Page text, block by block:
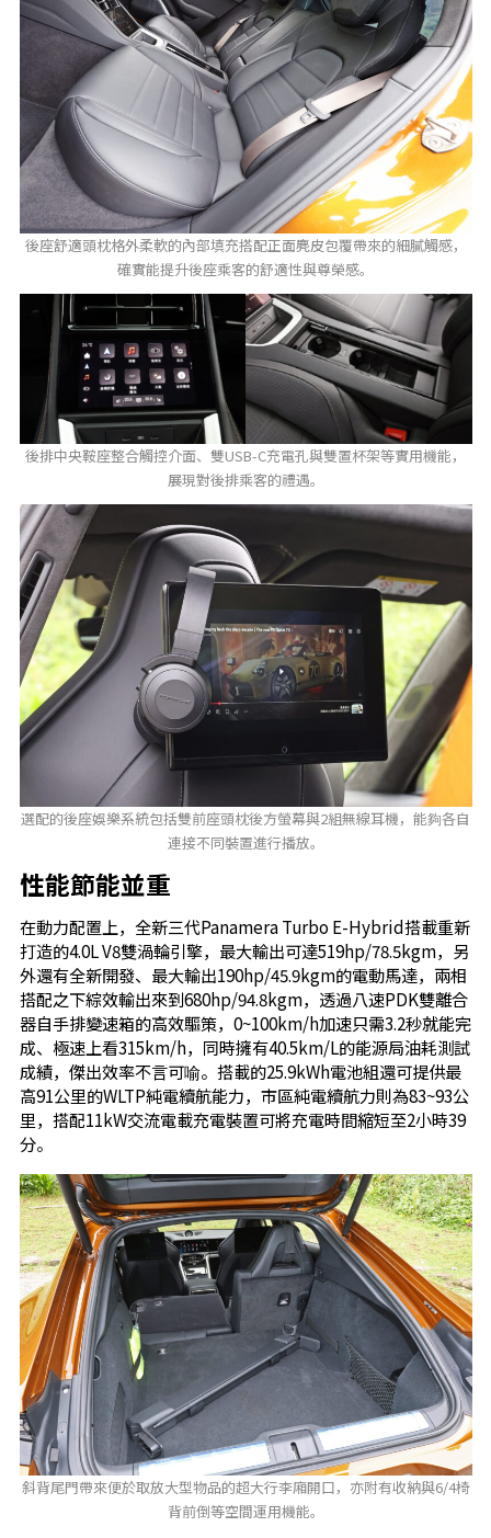
後座舒適頭枕格外柔軟的內部填充搭配正面麂皮包覆帶來的細膩觸感，
確實能提升後座乘客的舒適性與尊榮感。
後排中央鞍座整合觸控介面、雙USB-C充電孔與雙置杯架等實用機能，
展現對後排乘客的禮遇。
選配的後座娛樂系統包括雙前座頭枕後方螢幕與2組無線耳機，能夠各自
連接不同裝置進行播放。
性能節能並重
在動力配置上，全新三代Panamera Turbo E-Hybrid搭載重新
打造的4.0L V8雙渦輪引擎，最大輸出可達519hp/78.5kgm，另
外還有全新開發、最大輸出190hp/45.9kgm的電動馬達，兩相
搭配之下綜效輸出來到680hp/94.8kgm，透過八速PDK雙離合
器自手排變速箱的高效驅策，0~100km/h加速只需3.2秒就能完
成、極速上看315km/h，同時擁有40.5km/L的能源局油耗測試
成績，傑出效率不言可喻。搭載的25.9kWh電池組還可提供最
高91公里的WLTP純電續航能力，市區純電續航力則為83~93公
里，搭配11kW交流電載充電裝置可將充電時間縮短至2小時39
分。
斜背尾門帶來便於取放大型物品的超大行李廂開口，亦附有收納與6/4椅
背前倒等空間運用機能。